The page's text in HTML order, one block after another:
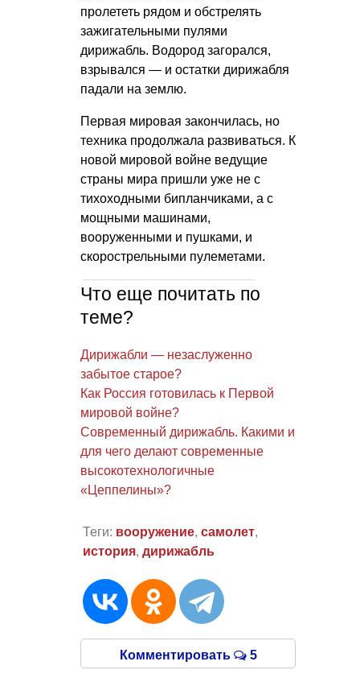
пролететь рядом и обстрелять
зажигательными пулями
дирижабль. Водород загорался,
взрывался — и остатки дирижабля
падали на землю.
Первая мировая закончилась, но
техника продолжала развиваться. К
новой мировой войне ведущие
страны мира пришли уже не с
тихоходными бипланчиками, а с
мощными машинами,
вооруженными и пушками, и
скорострельными пулеметами.
Что еще почитать по
теме?
Дирижабли — незаслуженно
забытое старое?
Как Россия готовилась к Первой
мировой войне?
Современный дирижабль. Какими и
для чего делают современные
высокотехнологичные
«Цеппелины»?
Теги: вооружение, самолет,
история, дирижабль
Комментировать 5